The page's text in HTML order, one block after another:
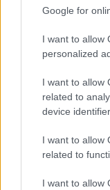
Google for
I want to allow
personalized
I want to allow
related to
device
I want to allow
related to
I want to allow
επαρχίας
εξέλιξη η
Μπασάρ αλ
τζιχαντιστές
Το